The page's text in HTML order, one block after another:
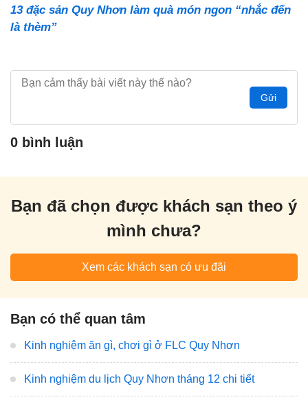
13 đặc sản Quy Nhơn làm quà món ngon “nhắc đến
là thèm”
Gửi
0 bình luận
Bạn đã chọn được khách sạn theo ý
mình chưa?
Xem các khách sạn có ưu đãi
Bạn có thể quan tâm
Kinh nghiệm ăn gì, chơi gì ở FLC Quy Nhơn
Kinh nghiệm du lịch Quy Nhơn tháng 12 chi tiết